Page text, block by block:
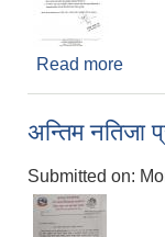
Read more
अन्तिम नतिजा
Submitted on: